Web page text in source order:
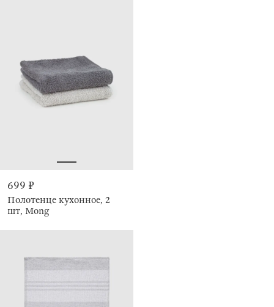
699 ₽
Полотенце кухонное, 2
шт, Mong